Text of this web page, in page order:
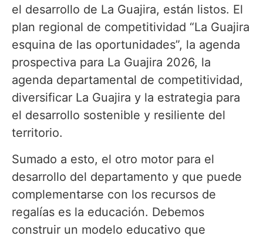
el desarrollo de La Guajira, están listos. El
plan regional de competitividad “La Guajira
esquina de las oportunidades”, la agenda
prospectiva para La Guajira 2026, la
agenda departamental de competitividad,
diversificar La Guajira y la estrategia para
el desarrollo sostenible y resiliente del
territorio.
Sumado a esto, el otro motor para el
desarrollo del departamento y que puede
complementarse con los recursos de
regalías es la educación. Debemos
construir un modelo educativo que